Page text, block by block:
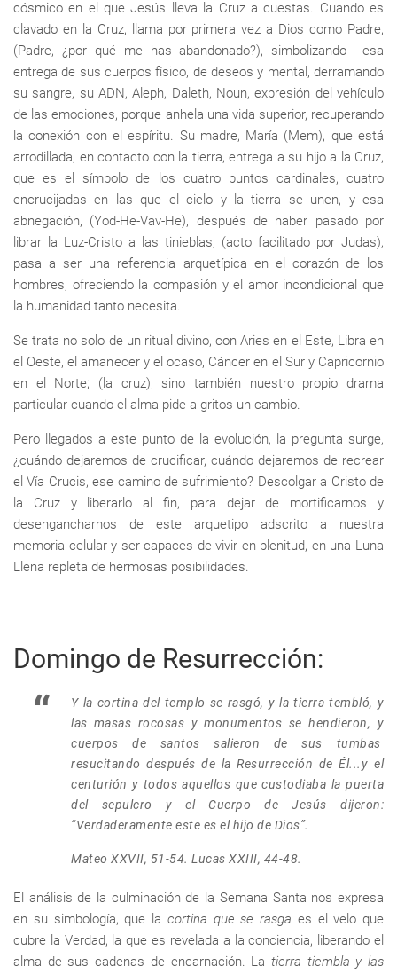
cósmico en el que Jesús lleva la Cruz a cuestas. Cuando es
clavado en la Cruz, llama por primera vez a Dios como Padre,
(Padre, ¿por qué me has abandonado?), simbolizando esa
entrega de sus cuerpos físico, de deseos y mental, derramando
su sangre, su ADN, Aleph, Daleth, Noun, expresión del vehículo
de las emociones, porque anhela una vida superior, recuperando
la conexión con el espíritu. Su madre, María (Mem), que está
arrodillada, en contacto con la tierra, entrega a su hijo a la Cruz,
que es el símbolo de los cuatro puntos cardinales, cuatro
encrucijadas en las que el cielo y la tierra se unen, y esa
abnegación, (Yod-He-Vav-He), después de haber pasado por
librar la Luz-Cristo a las tinieblas, (acto facilitado por Judas),
pasa a ser una referencia arquetípica en el corazón de los
hombres, ofreciendo la compasión y el amor incondicional que
la humanidad tanto necesita.
Se trata no solo de un ritual divino, con Aries en el Este, Libra en
el Oeste, el amanecer y el ocaso, Cáncer en el Sur y Capricornio
en el Norte; (la cruz), sino también nuestro propio drama
particular cuando el alma pide a gritos un cambio.
Pero llegados a este punto de la evolución, la pregunta surge,
¿cuándo dejaremos de crucificar, cuándo dejaremos de recrear
el Vía Crucis, ese camino de sufrimiento? Descolgar a Cristo de
la Cruz y liberarlo al fin, para dejar de mortificarnos y
desengancharnos de este arquetipo adscrito a nuestra
memoria celular y ser capaces de vivir en plenitud, en una Luna
Llena repleta de hermosas posibilidades.
Domingo de Resurrección:
Y la cortina del templo se rasgó, y la tierra tembló, y
las masas rocosas y monumentos se hendieron, y
cuerpos de santos salieron de sus tumbas
resucitando después de la Resurrección de Él...y el
centurión y todos aquellos que custodiaba la puerta
del sepulcro y el Cuerpo de Jesús dijeron:
“Verdaderamente este es el hijo de Dios”.
Mateo XXVII, 51-54. Lucas XXIII, 44-48.
El análisis de la culminación de la Semana Santa nos expresa
en su simbología, que la cortina que se rasga es el velo que
cubre la Verdad, la que es revelada a la conciencia, liberando el
alma de sus cadenas de encarnación. La tierra tiembla y las